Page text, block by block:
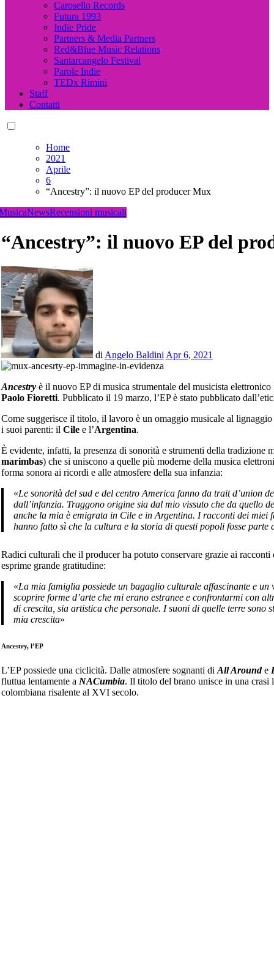
Carosello Records
Futura 1993
Indie Pride
Partners & Media Partners
Red&Blue Music Relations
Santarcangelo Festival
Parole Indie
TEDx Rimini
Staff
Contatti
Home
2021
Aprile
6
“Ancestry”: il nuovo EP del producer Mux
NewsRecensioni musicali
“Ancestry”: il nuovo EP del
di Angelo Baldini Apr 6, 2021
Ancestry è il nuovo EP di musica strumentale del musicista
Paolo Fioretti. Pubblicato il 19 marzo, l’EP è stato pubblicato
Come suggerisce il titolo, il lavoro è un omaggio musicale al
i suoi parenti: il Cilee l’Argentina.
È evidente, infatti, la presenza di sonorità e strumenti della tradizione
marimbas) che si uniscono a quelle più moderne della musica
forma sonora ai ricordi e alle atmosfere della sua infanzia:
«Le sonorità del sud e del centro America fanno da trait d’union dell’intero EP, sono sonorità a me note sin
dall’infanzia. Traggono origine sia dal mio vissuto che da quello
anche la mia è emigrata in Cile e in Argentina. I racconti dei miei
hanno fatto sì che la cultura e la storia di questi popoli fosse parte
Radici culturali che il producer ha potuto conservare grazie ai
esprime grande gratitudine:
«La mia famiglia possiede un bagaglio culturale affascinante e un vissuto drammatico. Ascoltare le loro storie,
scoprire forme d’arte che mi erano estranee e confrontarmi con
di crescita, sia artistica che personale. I suoni di quelle terre sono
mia crescita»
Ancestry, l’EP
L’EP possiede una ciclicità. Dalle atmosfere sognanti di All Arounde
fluttua lentamente a NACumbia. Il titolo del brano unisce in una crasi
colombiana risalente al XVI secolo.